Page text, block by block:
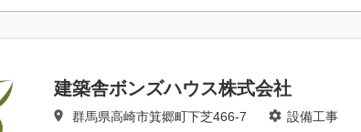
建築舎ボンズハウス株式会社
群馬県高崎市箕郷町下芝466-7
設備工事